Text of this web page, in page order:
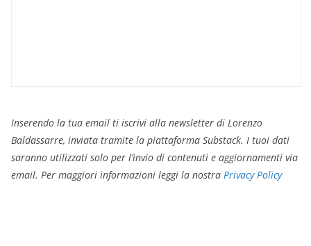
Inserendo la tua email ti iscrivi alla newsletter di Lorenzo
Baldassarre, inviata tramite la piattaforma Substack. I tuoi dati
saranno utilizzati solo per l’invio di contenuti e aggiornamenti via
email. Per maggiori informazioni leggi la nostra Privacy Policy